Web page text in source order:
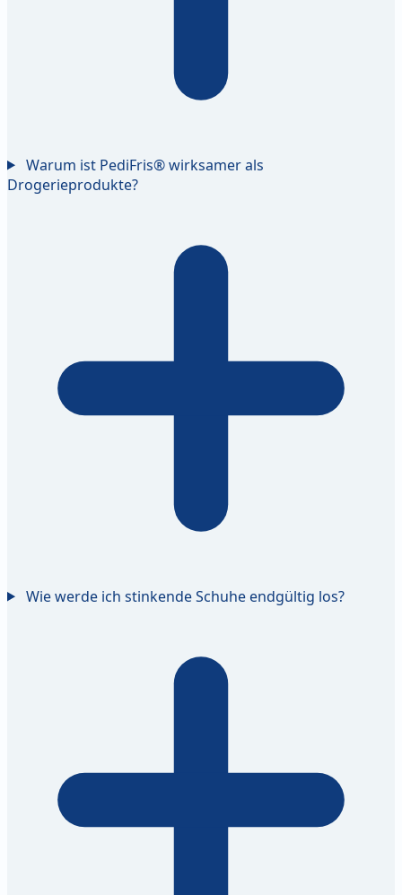
Warum ist PediFris® wirksamer als
Drogerieprodukte?
Wie werde ich stinkende Schuhe endgültig los?